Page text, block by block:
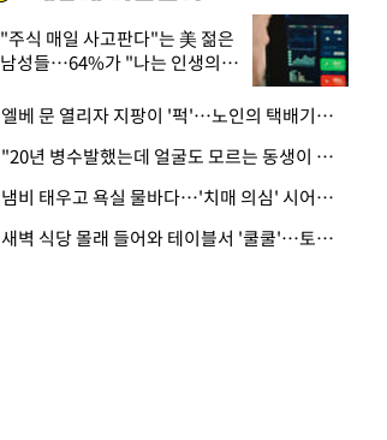
"주식 매일 사고판다"는 美 젊은
남성들…64%가 "나는 인생의
· 엘베 문 열리자 지팡이 '퍽'…노인의 택배기사 폭행 이유
· "20년 병수발했는데 얼굴도 모르는 동생이 유산 절반을"…배다른 형제 상속권 있을까
· 냄비 태우고 욕실 물바다…'치매 의심' 시어머니 검사 권유했다가 '날벼락'
· 새벽 식당 몰래 들어와 테이블서 '쿨쿨'…토사물 남기고 사라진 남성